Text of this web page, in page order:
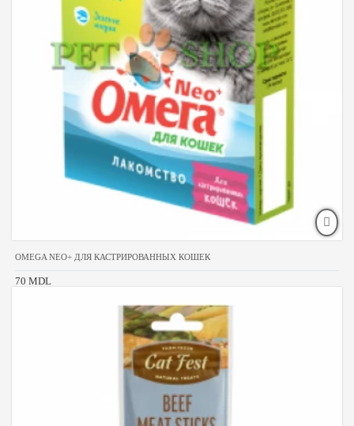
OMEGA NEO+ ДЛЯ КАСТРИРОВАННЫХ КОШЕК
70 MDL